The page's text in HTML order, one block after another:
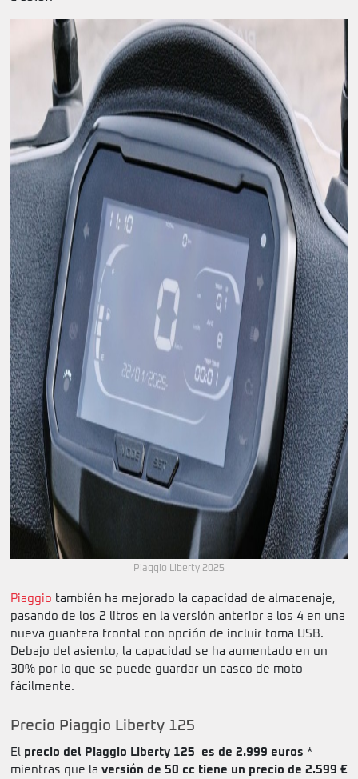
Piaggio Liberty 2025
Piaggio también ha mejorado la capacidad de almacenaje,
pasando de los 2 litros en la versión anterior a los 4 en una
nueva guantera frontal con opción de incluir toma USB.
Debajo del asiento, la capacidad se ha aumentado en un
30% por lo que se puede guardar un casco de moto
fácilmente.
Precio Piaggio Liberty 125
El precio del Piaggio Liberty 125 es de 2.999 euros *
mientras que la versión de 50 cc tiene un precio de 2.599 €